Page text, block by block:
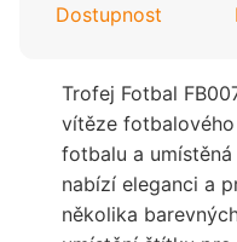
Dostupnost
Trofej Fotbal
vítěze
fotbalu a
nabízí eleganci a
několika